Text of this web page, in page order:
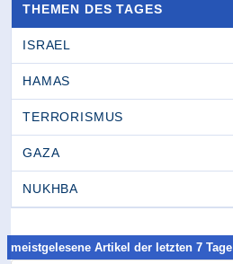
THEMEN DES TAGES
ISRAEL
HAMAS
TERRORISMUS
GAZA
NUKHBA
meistgelesene Artikel der letzten 7 Tage